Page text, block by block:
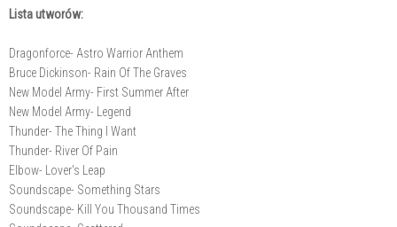
Lista utworów:
Dragonforce- Astro Warrior Anthem
Bruce Dickinson- Rain Of The Graves
New Model Army- First Summer After
New Model Army- Legend
Thunder- The Thing I Want
Thunder- River Of Pain
Elbow- Lover's Leap
Soundscape- Something Stars
Soundscape- Kill You Thousand Times